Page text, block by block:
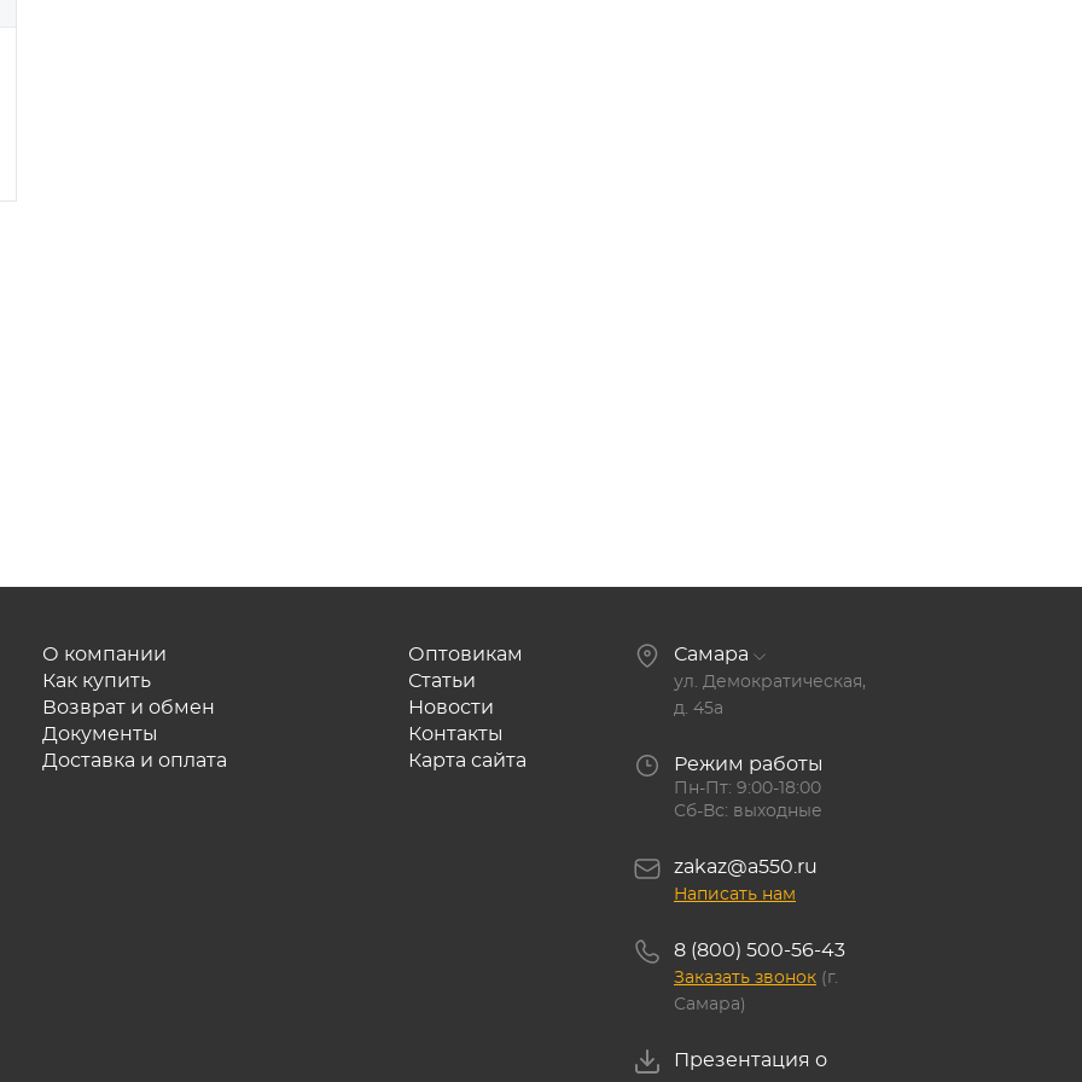
О компании
Как купить
Возврат и обмен
Документы
Доставка и оплата
Оптовикам
Статьи
Новости
Контакты
Карта сайта
Самара
ул. Демократическая,
д. 45а
Режим работы
Пн-Пт: 9:00-18:00
Сб-Вс: выходные
zakaz@a550.ru
Написать нам
8 (800) 500-56-43
Заказать звонок (г.
Самара)
Презентация о